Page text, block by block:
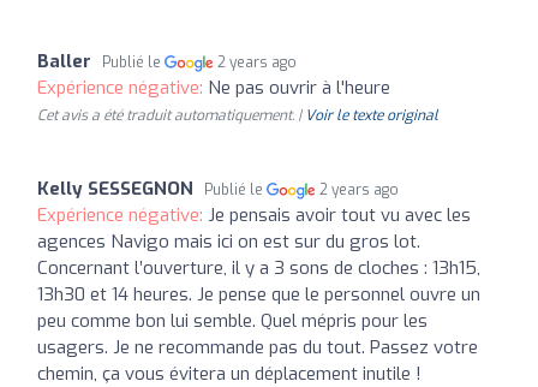
Baller Publié le 2 years ago
Expérience négative: Ne pas ouvrir à l'heure
Cet avis a été traduit automatiquement. | Voir le texte original
Kelly SESSEGNON Publié le 2 years ago
Expérience négative: Je pensais avoir tout vu avec les
agences Navigo mais ici on est sur du gros lot.
Concernant l’ouverture, il y a 3 sons de cloches : 13h15,
13h30 et 14 heures. Je pense que le personnel ouvre un
peu comme bon lui semble. Quel mépris pour les
usagers. Je ne recommande pas du tout. Passez votre
chemin, ça vous évitera un déplacement inutile !